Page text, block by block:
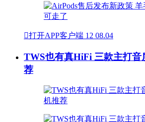
打开APP客户端 12 08.04
TWS也有真HiFi 三款主打音
荐